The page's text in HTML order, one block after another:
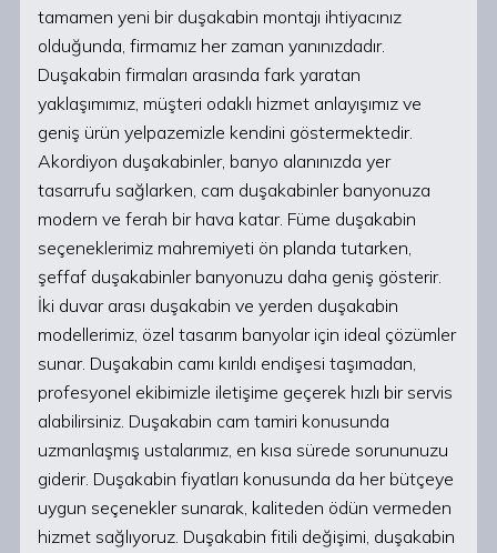
tamamen yeni bir duşakabin montajı ihtiyacınız
olduğunda, firmamız her zaman yanınızdadır.
Duşakabin firmaları arasında fark yaratan
yaklaşımımız, müşteri odaklı hizmet anlayışımız ve
geniş ürün yelpazemizle kendini göstermektedir.
Akordiyon duşakabinler, banyo alanınızda yer
tasarrufu sağlarken, cam duşakabinler banyonuza
modern ve ferah bir hava katar. Füme duşakabin
seçeneklerimiz mahremiyeti ön planda tutarken,
şeffaf duşakabinler banyonuzu daha geniş gösterir.
İki duvar arası duşakabin ve yerden duşakabin
modellerimiz, özel tasarım banyolar için ideal çözümler
sunar. Duşakabin camı kırıldı endişesi taşımadan,
profesyonel ekibimizle iletişime geçerek hızlı bir servis
alabilirsiniz. Duşakabin cam tamiri konusunda
uzmanlaşmış ustalarımız, en kısa sürede sorununuzu
giderir. Duşakabin fiyatları konusunda da her bütçeye
uygun seçenekler sunarak, kaliteden ödün vermeden
hizmet sağlıyoruz. Duşakabin fitili değişimi, duşakabin